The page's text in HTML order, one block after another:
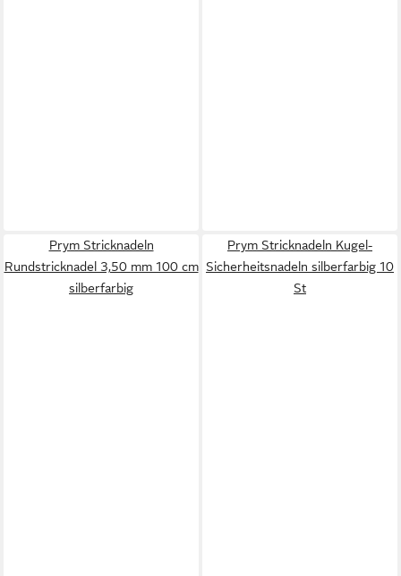
Prym Stricknadeln
Rundstricknadel 3,50 mm 100 cm
silberfarbig
Prym Stricknadeln Kugel-
Sicherheitsnadeln silberfarbig 10
St